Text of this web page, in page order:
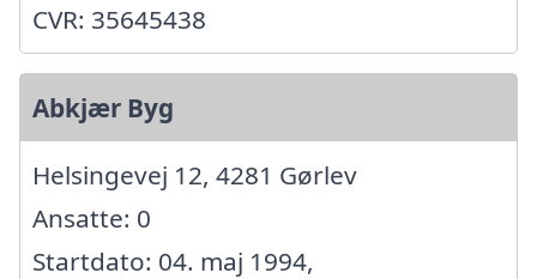
CVR: 35645438
Abkjær Byg
Helsingevej 12, 4281 Gørlev
Ansatte: 0
Startdato: 04. maj 1994,